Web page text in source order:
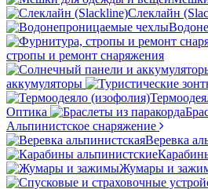
Слеклайн
стропы и ремонт снаряжения
аккумуляторы
Оптика
Альпинистское снаряжение
Веревка
Жумары и